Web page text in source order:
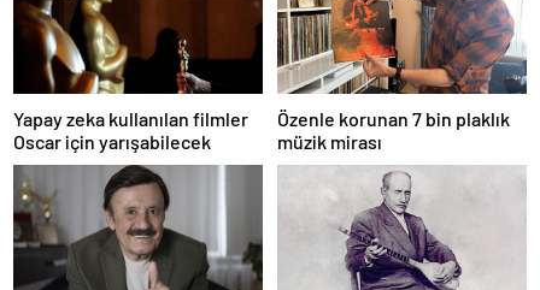
Yapay zeka kullanılan filmler
Oscar için yarışabilecek
Özenle korunan 7 bin plaklık
müzik mirası